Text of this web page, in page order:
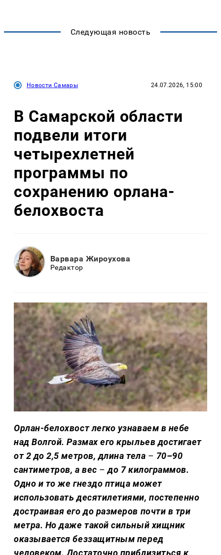
Следующая новость
Новости Самары 24.07.2026, 15:00
В Самарской области
подвели итоги
четырехлетней
программы по
сохранению орлана-
белохвоста
Варвара Жироухова
Редактор
Орлан-белохвост легко узнаваем в небе
над Волгой. Размах его крыльев достигает
от 2 до 2,5 метров, длина тела – 70–90
сантиметров, а вес – до 7 килограммов.
Одно и то же гнездо птица может
использовать десятилетиями, постепенно
достраивая его до размеров почти в три
метра. Но даже такой сильный хищник
оказывается беззащитным перед
человеком. Достаточно приблизиться к